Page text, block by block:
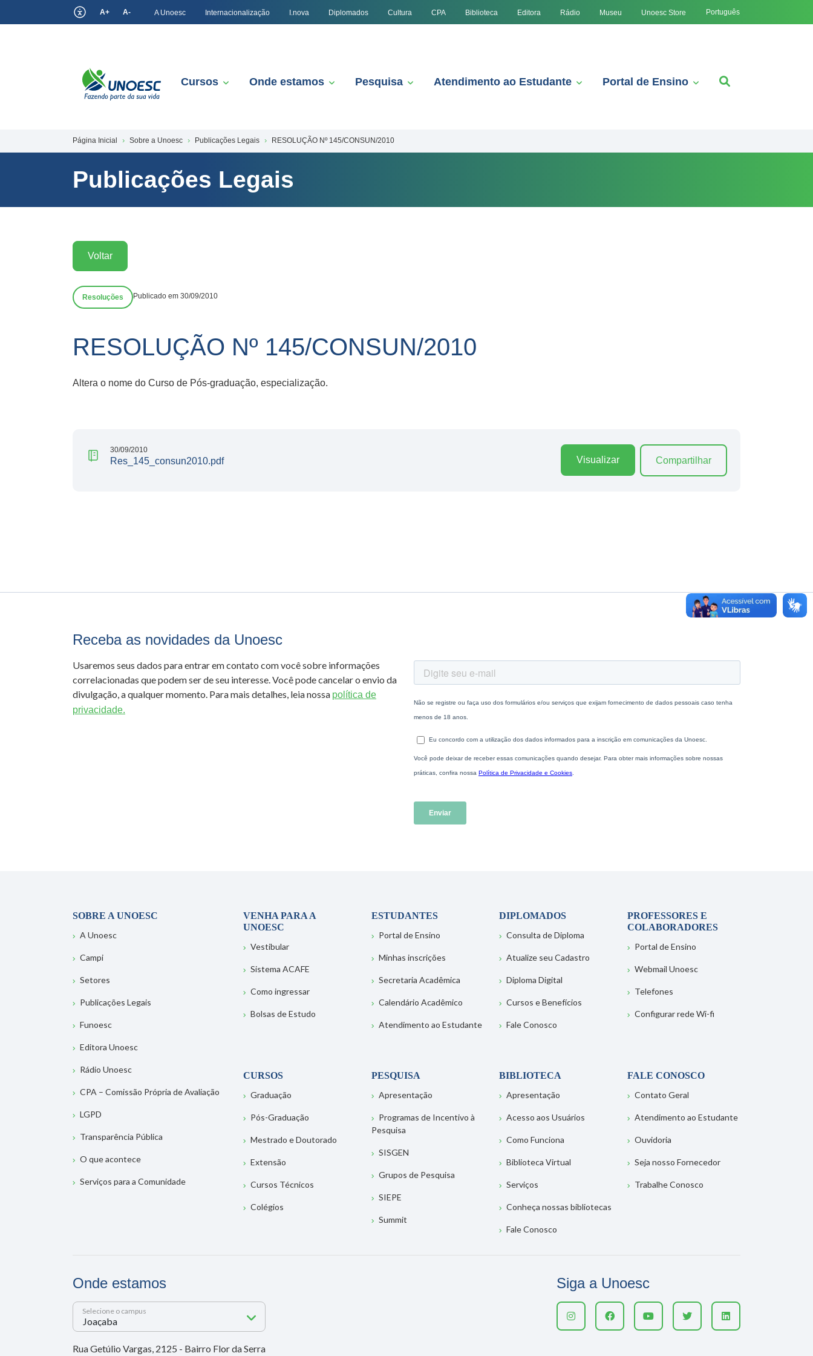
A+ A- A Unoesc Internacionalização I.nova Diplomados Cultura CPA Biblioteca Editora Rádio Museu Unoesc Store Português
Cursos Onde estamos Pesquisa Atendimento ao Estudante Portal de Ensino
Página Inicial Sobre a Unoesc Publicações Legais RESOLUÇÃO Nº 145/CONSUN/2010
Publicações Legais
Voltar
Resoluções Publicado em 30/09/2010
RESOLUÇÃO Nº 145/CONSUN/2010
Altera o nome do Curso de Pós-graduação, especialização.
30/09/2010
Res_145_consun2010.pdf Visualizar Compartilhar
Receba as novidades da Unoesc
Usaremos seus dados para entrar em contato com você sobre informações
correlacionadas que podem ser de seu interesse. Você pode cancelar o envio da
divulgação, a qualquer momento. Para mais detalhes, leia nossa política de
privacidade.
SOBRE A UNOESC
A Unoesc
Campi
Setores
Publicações Legais
Funoesc
Editora Unoesc
Rádio Unoesc
CPA – Comissão Própria de Avaliação
LGPD
Transparência Pública
O que acontece
Serviços para a Comunidade
VENHA PARA A
UNOESC
Vestibular
Sistema ACAFE
Como ingressar
Bolsas de Estudo
ESTUDANTES
Portal de Ensino
Minhas inscrições
Secretaria Acadêmica
Calendário Acadêmico
Atendimento ao Estudante
DIPLOMADOS
Consulta de Diploma
Atualize seu Cadastro
Diploma Digital
Cursos e Benefícios
Fale Conosco
PROFESSORES E
COLABORADORES
Portal de Ensino
Webmail Unoesc
Telefones
Configurar rede Wi-fi
CURSOS
Graduação
Pós-Graduação
Mestrado e Doutorado
Extensão
Cursos Técnicos
Colégios
PESQUISA
Apresentação
Programas de Incentivo à
Pesquisa
SISGEN
Grupos de Pesquisa
SIEPE
Summit
BIBLIOTECA
Apresentação
Acesso aos Usuários
Como Funciona
Biblioteca Virtual
Serviços
Conheça nossas bibliotecas
Fale Conosco
FALE CONOSCO
Contato Geral
Atendimento ao Estudante
Ouvidoria
Seja nosso Fornecedor
Trabalhe Conosco
Onde estamos
Selecione o campus
Rua Getúlio Vargas, 2125 - Bairro Flor da Serra
Siga a Unoesc